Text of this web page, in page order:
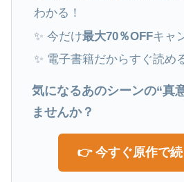
わかる！
✨ 今だけ最大70％OFFキャ
✨ 電子書籍だからすぐ読め
気になるあのシーンの“真
ませんか？
👉 今すぐ原作で